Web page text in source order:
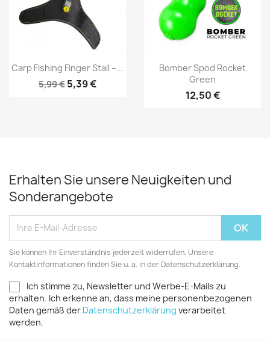
Vorschau
Carp Fishing Finger Stall –...
5,99 € 5,39 €
Vorschau
Bomber Spod Rocket
Green
12,50 €
Erhalten Sie unsere Neuigkeiten und
Sonderangebote
Sie können Ihr Einverständnis jederzeit widerrufen. Unsere
Kontaktinformationen finden Sie u. a. in der Datenschutzerklärung.
Ich stimme zu, Newsletter und Werbe-E-Mails zu
erhalten. Ich erkenne an, dass meine personenbezogenen
Daten gemäß der Datenschutzerklärung verarbeitet
werden.